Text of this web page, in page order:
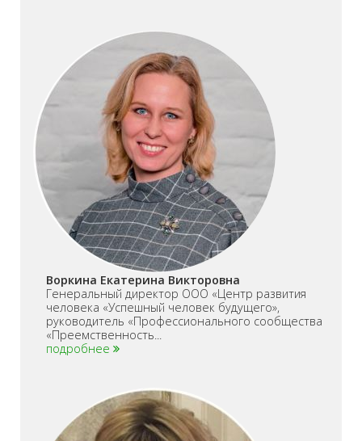
Воркина Екатерина Викторовна
Генеральный директор ООО «Центр развития
человека «Успешный человек будущего»,
руководитель «Профессионального сообщества
«Преемственность...
подробнее